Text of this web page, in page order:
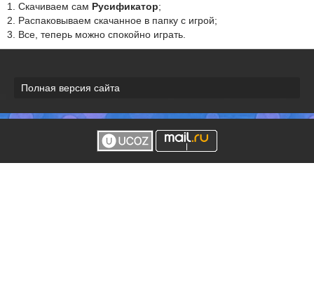
1. Скачиваем сам Русификатор;
2. Распаковываем скачанное в папку с игрой;
3. Все, теперь можно спокойно играть.
Полная версия сайта